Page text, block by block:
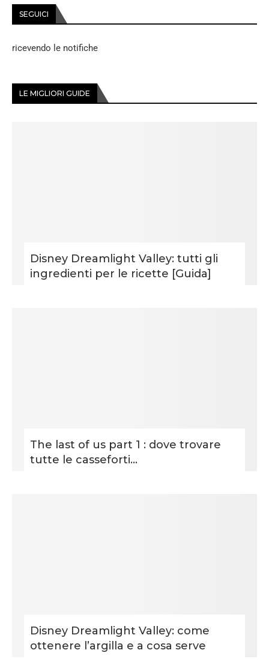
SEGUICI
ricevendo le notifiche
LE MIGLIORI GUIDE
Disney Dreamlight Valley: tutti gli
ingredienti per le ricette [Guida]
The last of us part 1 : dove trovare
tutte le casseforti...
Disney Dreamlight Valley: come
ottenere l’argilla e a cosa serve